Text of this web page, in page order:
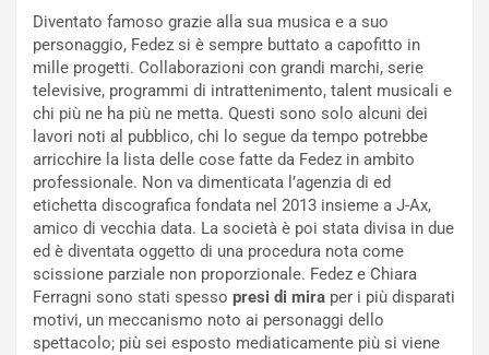
Diventato famoso grazie alla sua musica e a suo
personaggio, Fedez si è sempre buttato a capofitto in
mille progetti. Collaborazioni con grandi marchi, serie
televisive, programmi di intrattenimento, talent musicali e
chi più ne ha più ne metta. Questi sono solo alcuni dei
lavori noti al pubblico, chi lo segue da tempo potrebbe
arricchire la lista delle cose fatte da Fedez in ambito
professionale. Non va dimenticata l’agenzia di ed
etichetta discografica fondata nel 2013 insieme a J-Ax,
amico di vecchia data. La società è poi stata divisa in due
ed è diventata oggetto di una procedura nota come
scissione parziale non proporzionale. Fedez e Chiara
Ferragni sono stati spesso presi di mira per i più disparati
motivi, un meccanismo noto ai personaggi dello
spettacolo; più sei esposto mediaticamente più si viene